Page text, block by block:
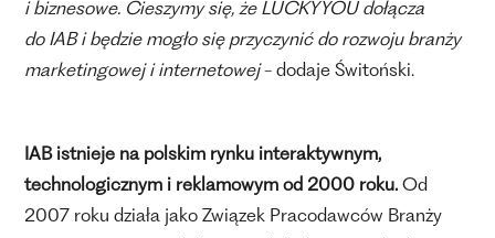
i biznesowe. Cieszymy się, że LUCKYYOU dołącza
do IAB i będzie mogło się przyczynić do rozwoju branży
marketingowej i internetowej- dodaje Świtoński.
IAB istnieje na polskim rynku interaktywnym,
technologicznym i reklamowym od 2000 roku.Od
2007 roku działa jako Związek Pracodawców Branży